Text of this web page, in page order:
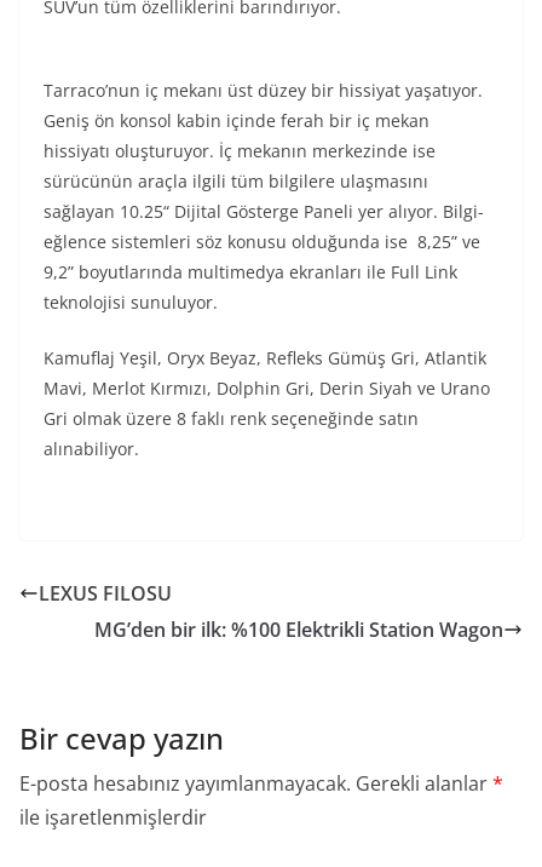
SUV’un tüm özelliklerini barındırıyor.
Tarraco’nun iç mekanı üst düzey bir hissiyat yaşatıyor.
Geniş ön konsol kabin içinde ferah bir iç mekan
hissiyatı oluşturuyor. İç mekanın merkezinde ise
sürücünün araçla ilgili tüm bilgilere ulaşmasını
sağlayan 10.25“ Dijital Gösterge Paneli yer alıyor. Bilgi-
eğlence sistemleri söz konusu olduğunda ise 8,25” ve
9,2” boyutlarında multimedya ekranları ile Full Link
teknolojisi sunuluyor.
Kamuflaj Yeşil, Oryx Beyaz, Refleks Gümüş Gri, Atlantik
Mavi, Merlot Kırmızı, Dolphin Gri, Derin Siyah ve Urano
Gri olmak üzere 8 faklı renk seçeneğinde satın
alınabiliyor.
LEXUS FILOSU
MG’den bir ilk: %100 Elektrikli Station Wagon
Bir cevap yazın
E-posta hesabınız yayımlanmayacak. Gerekli alanlar*
ile işaretlenmişlerdir